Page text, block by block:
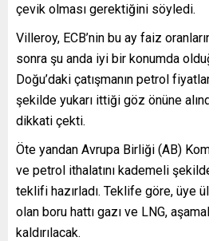
çevik olması gerektiğini söyledi.
Villeroy, ECB’nin bu ay faiz
sonra şu anda iyi bir konumda
Doğu’daki çatışmanın petrol
şekilde yukarı ittiği göz önüne
dikkati çekti.
Öte yandan Avrupa Birliği (AB)
ve petrol ithalatını kademeli
teklifi hazırladı. Teklife göre, üye
olan boru hattı gazı ve LNG,
kaldırılacak.